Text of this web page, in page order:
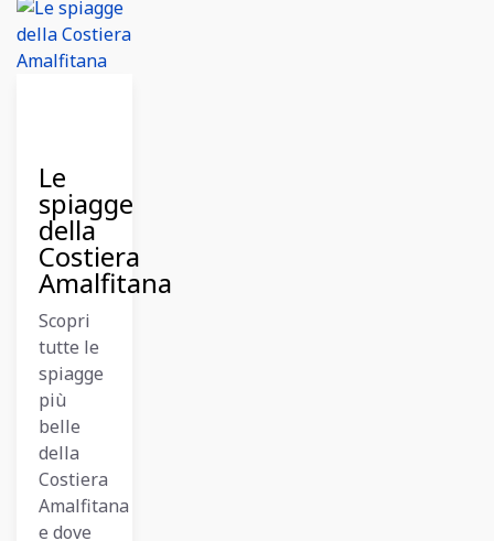
Le
spiagge
della
Costiera
Amalfitana
Scopri
tutte le
spiagge
più
belle
della
Costiera
Amalfitana
e dove